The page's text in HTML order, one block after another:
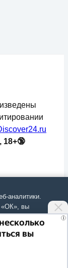
номер: ЭЛ №
18+🔞
i
вы
аналитики.
«ОК», вы
Политике.